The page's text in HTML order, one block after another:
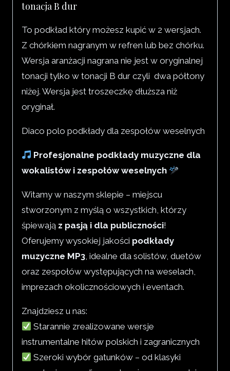
tonacja B dur
To podkład który możesz kupić w 2 wersjach.
Z chórkiem nagranym w refren lub bez chórku.
Wersja aranżacji nagrana nie jest w oryginalnej
tonacji tylko w tonacji B dur czyli dwa półtony
niżej. Wersja jest troszeczkę dłuższa niż
oryginał.
Diaco polo podkłady dla zespołów weselnych
Profesjonalne podkłady muzyczne dla
wokalistów i zespołów weselnych
Witamy w naszym sklepie – miejscu
stworzonym z myślą o wszystkich, którzy
śpiewają z pasją i dla publiczności!
Oferujemy wysokiej jakości podkłady
muzyczne MP3, idealne dla solistów, duetów
oraz zespołów występujących na weselach,
imprezach okolicznościowych i eventach.
Znajdziesz u nas:
Starannie zrealizowane wersje
instrumentalne hitów polskich i zagranicznych
Szeroki wybór gatunków – od klasyki